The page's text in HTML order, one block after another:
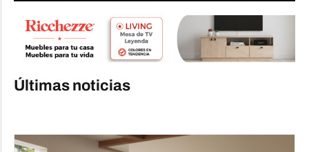
Últimas noticias